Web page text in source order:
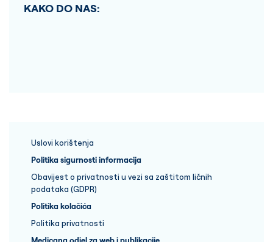
KAKO DO NAS:
Uslovi korištenja
Politika sigurnosti informacija
Obavijest o privatnosti u vezi sa zaštitom ličnih
podataka (GDPR)
Politika kolačića
Politika privatnosti